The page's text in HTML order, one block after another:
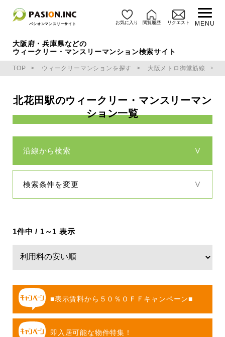
パシオンマンスリーサイト お気に入り 閲覧履歴 リクエスト MENU
大阪府・兵庫県などの
ウィークリー・マンスリーマンション検索サイト
TOP ウィークリーマンションを探す 大阪メトロ御堂筋線
北花田駅のウィークリー・マンスリーマン
ション一覧
沿線から検索
検索条件を変更
1件中 / 1～1 表示
■表示賃料から５０％ＯＦＦキャンペーン■
即入居可能な物件特集！